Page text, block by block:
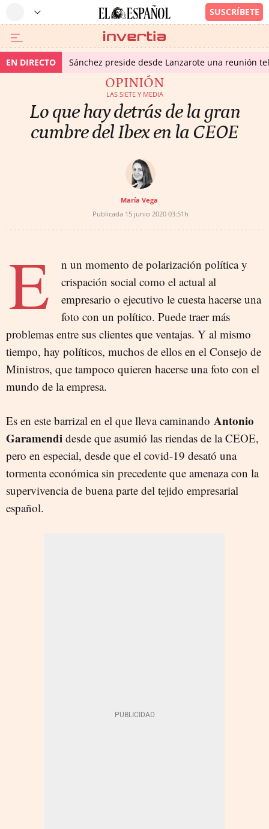
EN DIRECTO Sánchez preside desde Lanzarote una reunión
OPINIÓN
LAS SIETE Y MEDIA
Lo que hay detrás de la gran
cumbre del Ibex en la CEOE
María Vega
Publicada 15 junio 2020 03:51h
E
n un momento de polarización política y
crispación social como el actual al
empresario o ejecutivo le cuesta hacerse una
foto con un político. Puede traer más
problemas entre sus clientes que ventajas. Y al mismo
tiempo, hay políticos, muchos de ellos en el Consejo de
Ministros, que tampoco quieren hacerse una foto con el
mundo de la empresa.
Es en este barrizal en el que lleva caminando Antonio
Garamendi desde que asumió las riendas de la CEOE,
pero en especial, desde que el covid-19 desató una
tormenta económica sin precedente que amenaza con la
supervivencia de buena parte del tejido empresarial
español.